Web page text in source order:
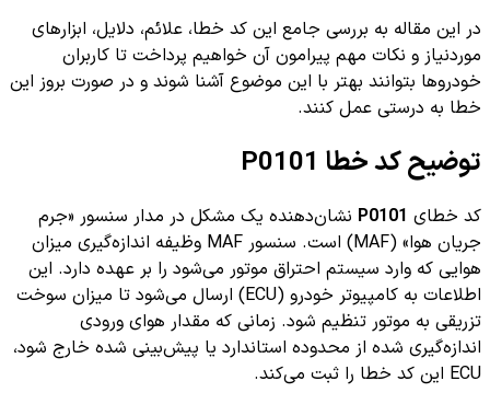
در این مقاله به بررسی جامع این کد خطا، علائم، دلایل، ابزارهای
موردنیاز و نکات مهم پیرامون آن خواهیم پرداخت تا کاربران
خودروها بتوانند بهتر با این موضوع آشنا شوند و در صورت بروز این
خطا به درستی عمل کنند.
توضیح کد خطا P0101
کد خطای P0101 نشان‌دهنده یک مشکل در مدار سنسور «جرم
جریان هوا» (MAF) است. سنسور MAF وظیفه اندازه‌گیری میزان
هوایی که وارد سیستم احتراق موتور می‌شود را بر عهده دارد. این
اطلاعات به کامپیوتر خودرو (ECU) ارسال می‌شود تا میزان سوخت
تزریقی به موتور تنظیم شود. زمانی که مقدار هوای ورودی
اندازه‌گیری شده از محدوده استاندارد یا پیش‌بینی شده خارج شود،
ECU این کد خطا را ثبت می‌کند.